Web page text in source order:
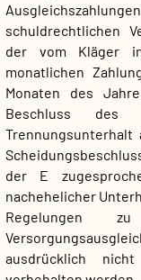
schuldrechtlichen
der vom Kläger
monatlichen
Monaten des
Beschluss des
Trennungsunterhalt
der E
nachehelicher
Regelungen
ausdrücklich